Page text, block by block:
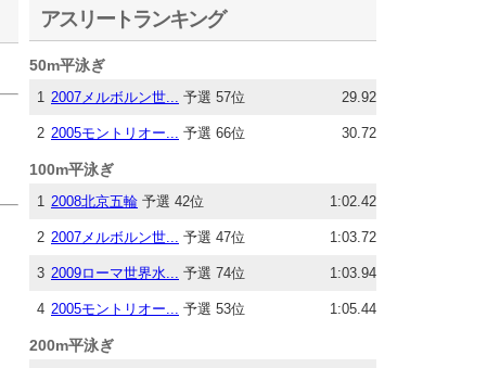
アスリートランキング
50m平泳ぎ
1 2007メルボルン世... 予選 57位 29.92
2 2005モントリオー... 予選 66位 30.72
100m平泳ぎ
1 2008北京五輪 予選 42位 1:02.42
2 2007メルボルン世... 予選 47位 1:03.72
3 2009ローマ世界水... 予選 74位 1:03.94
4 2005モントリオー... 予選 53位 1:05.44
200m平泳ぎ